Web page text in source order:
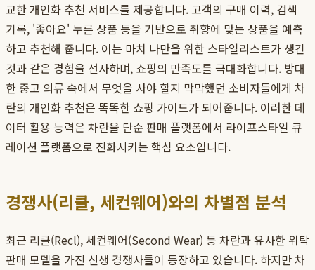
교한 개인화 추천 서비스를 제공합니다. 고객의 구매 이력, 검색
기록, '좋아요' 누른 상품 등을 기반으로 취향에 맞는 상품을 예측
하고 추천해 줍니다. 이는 마치 나만을 위한 스타일리스트가 생긴
것과 같은 경험을 선사하며, 쇼핑의 만족도를 극대화합니다. 방대
한 중고 의류 속에서 무엇을 사야 할지 막막했던 소비자들에게 차
란의 개인화 추천은 똑똑한 쇼핑 가이드가 되어줍니다. 이러한 데
이터 활용 능력은 차란을 단순 판매 플랫폼에서 라이프스타일 큐
레이션 플랫폼으로 진화시키는 핵심 요소입니다.
경쟁사(리클, 세컨웨어)와의 차별점 분석
최근 리클(Recl), 세컨웨어(Second Wear) 등 차란과 유사한 위탁
판매 모델을 가진 신생 경쟁사들이 등장하고 있습니다. 하지만 차